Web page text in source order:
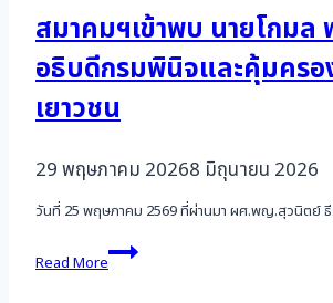
สมาคมฯเข้าพบ นายโกมล
อธิบดีกรมพินิจและคุ้มครอ
เยาวชน
29 พฤษภาคม 20268 มิถุนายน 2026
วันที่ 25 พฤษภาคม 2569 ที่ผ่านมา ผศ.พญ.สุวนิตย์
Read More
สมา
คมฯ